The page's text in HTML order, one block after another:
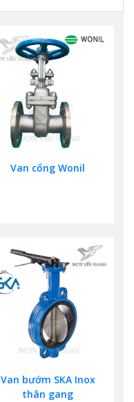
Van cổng Wonil
Van bướm SKA Inox
thân gang